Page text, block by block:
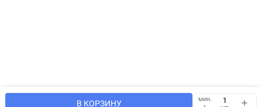
В КОРЗИНУ
мин.
Мы используем файлы cookie, чтобы сайт был лучше для
OK